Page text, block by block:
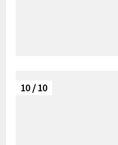
10 / 10